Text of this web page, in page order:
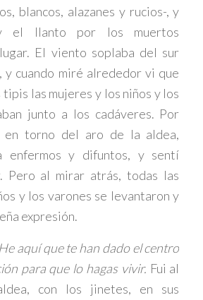
blancos, alazanes y rucios-, y
el llanto por los muertos
El viento soplaba del sur
y cuando miré alrededor vi que
las mujeres y los niños y los
junto a los cadáveres. Por
en torno del aro de la aldea,
enfermos y difuntos, y sentí
Pero al mirar atrás, todas las
y los varones se levantaron y
expresión.
aquí que te han dado el centro
para que lo hagas vivir. Fui al
con los jinetes, en sus